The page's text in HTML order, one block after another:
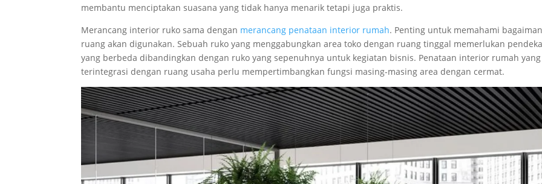
membantu menciptakan suasana yang tidak hanya menarik tetapi juga praktis.
Merancang interior ruko sama dengan merancang penataan interior rumah. Penting untuk memahami
ruang akan digunakan. Sebuah ruko yang menggabungkan area toko dengan ruang tinggal memerlukan
yang berbeda dibandingkan dengan ruko yang sepenuhnya untuk kegiatan bisnis. Penataan interior rumah yang
terintegrasi dengan ruang usaha perlu mempertimbangkan fungsi masing-masing area dengan cermat.